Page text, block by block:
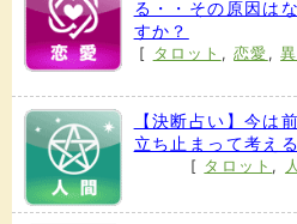
る・・その原因は
すか？
[ タロット ,恋愛 ,
【決断占い】今は
立ち止まって考え
[ タロット ,